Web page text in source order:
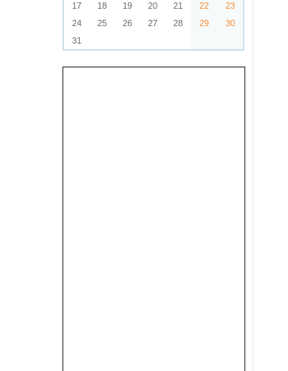
17
18 19 20 21 22
23
24
25 26 27 28 29
30
31